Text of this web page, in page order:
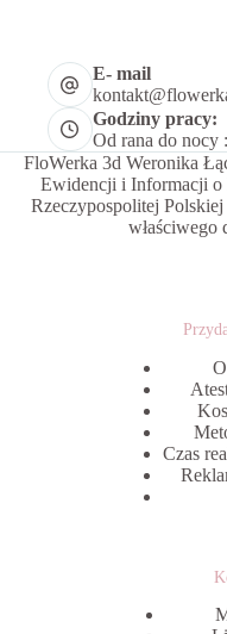
E- mail
Godziny pracy:
Od rana do nocy
FloWerka 3d Weronika
Ewidencji i Informacji o
Rzeczypospolitej
właściwego
Czas